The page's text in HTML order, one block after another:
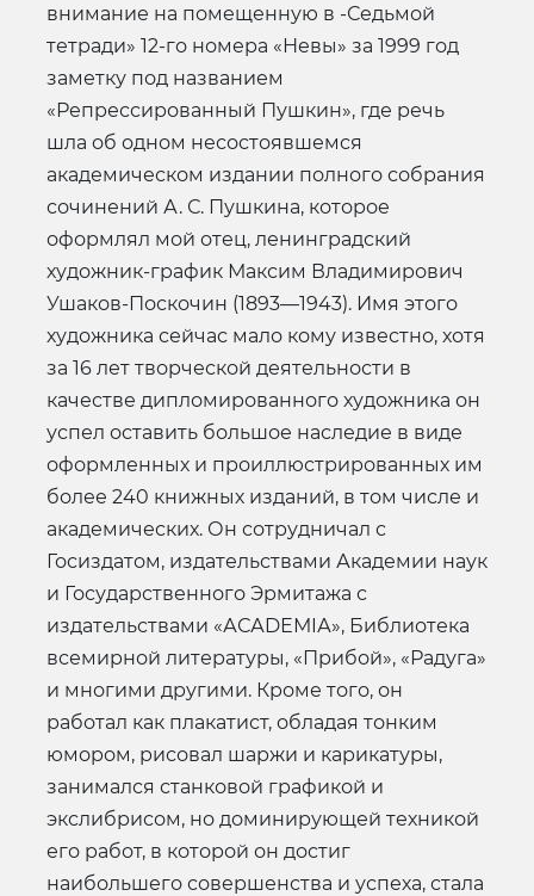
внимание на помещенную в -Седьмой
тетради» 12-го номера «Невы» за 1999 год
заметку под названием
«Репрессированный Пушкин», где речь
шла об одном несостоявшемся
академическом издании полного собрания
сочинений А. С. Пушкина, которое
оформлял мой отец, ленинградский
художник-график Максим Владимирович
Ушаков-Поскочин (1893—1943). Имя этого
художника сейчас мало кому известно, хотя
за 16 лет творческой деятельности в
качестве дипломированного художника он
успел оставить большое наследие в виде
оформленных и проиллюстрированных им
более 240 книжных изданий, в том числе и
академических. Он сотрудничал с
Госиздатом, издательствами Академии наук
и Государственного Эрмитажа с
издательствами «АСАDЕМIА», Библиотека
всемирной литературы, «Прибой», «Радуга»
и многими другими. Кроме того, он
работал как плакатист, обладая тонким
юмором, рисовал шаржи и карикатуры,
занимался станковой графикой и
экслибрисом, но доминирующей техникой
его работ, в которой он достиг
наибольшего совершенства и успеха, стала